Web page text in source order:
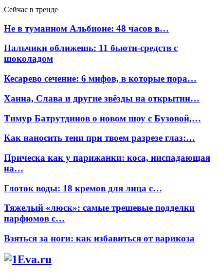
Сейчас в тренде
Не в туманном Альбионе: 48 часов в…
Пальчики оближешь: 11 бьюти-средств с
шоколадом
Кесарево сечение: 6 мифов, в которые пора…
Ханна, Слава и другие звёзды на открытии…
Тимур Батрутдинов о новом шоу с Бузовой,…
Как наносить тени при твоем разрезе глаз:…
Прическа как у парижанки: коса, ниспадающая
на…
Глоток воды: 18 кремов для лица с…
Тяжелый «люск»: самые трешевые подделки
парфюмов с…
Взяться за ноги: как избавиться от варикоза